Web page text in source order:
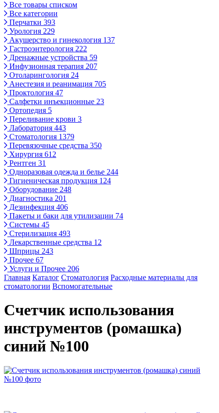
Все товары списком
Все категории
Перчатки 393
Урология 229
Акушерство и гинекология 137
Гастроэнтерология 222
Дренажные устройства 59
Инфузионная терапия 207
Отоларингология 24
Анестезия и реанимация 705
Проктология 47
Салфетки инъекционные 23
Ортопедия 5
Переливание крови 3
Лаборатория 443
Стоматология 1379
Перевязочные средства 350
Хирургия 612
Рентген 31
Одноразовая одежда и белье 244
Гигиеническая продукция 124
Оборудование 248
Диагностика 201
Дезинфекция 406
Пакеты и баки для утилизации 74
Системы 45
Стерилизация 493
Лекарственные средства 12
Шприцы 243
Прочее 67
Услуги и Прочее 206
Главная Каталог Стоматология Расходные материалы для
стоматологии Вспомогательные
Счетчик использования
инструментов (ромашка)
синий №100